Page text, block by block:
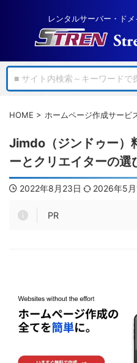
レンタルサーバー・ド
HOME > ホームページ作成サービ
Jimdo（ジンドゥー）
ーとクリエイターの選
2022年8月23日 2026年5
PR